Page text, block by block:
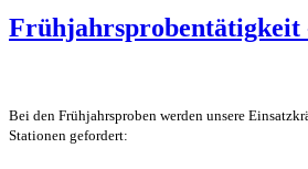
Frühjahrsprobentätigkeit
Bei den Frühjahrsproben werden unsere
Stationen gefordert: